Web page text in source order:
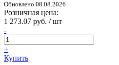
Обновлено 08.08.2026
Розничная цена:
1 273.07 руб. / шт
-
+
Купить